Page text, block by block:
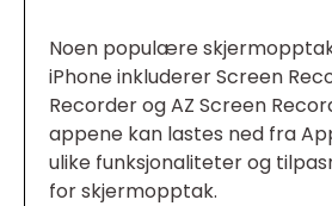
Noen populære
iPhone inkluderer Screen
Recorder og AZ Screen
appene kan lastes ned fra
ulike funksjonaliteter og
for skjermopptak.